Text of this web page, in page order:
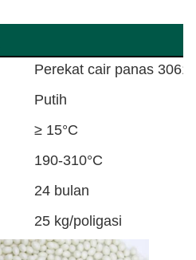
Perekat cair panas 3061
Putih
≥ 15°C
190-310°C
24 bulan
25 kg/poligasi